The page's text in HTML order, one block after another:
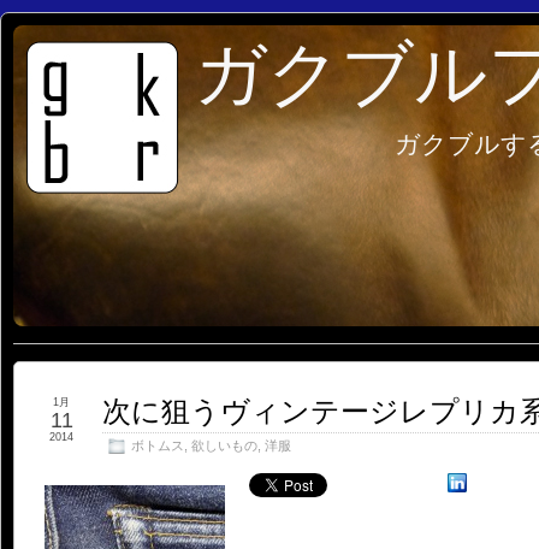
ガクブル
ガクブルす
次に狙うヴィンテージレプリカ
ボトムス 欲しいもの 洋服
1月
11
2014